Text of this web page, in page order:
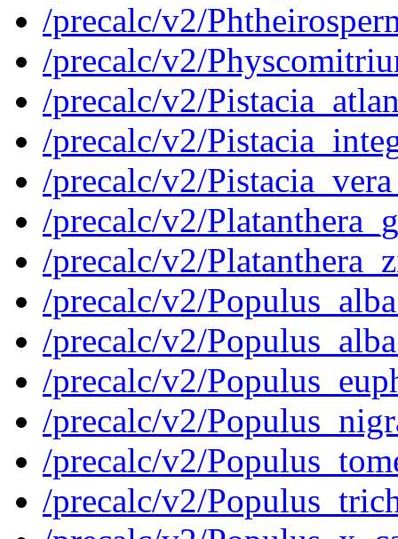
/precalc/v2/
/precalc/v2/
/precalc/v2/
/precalc/v2/
/precalc/v2/
/precalc/v2/
/precalc/v2/
/precalc/v2/
/precalc/v2/
/precalc/v2/
/precalc/v2/
/precalc/v2/
/precalc/v2/